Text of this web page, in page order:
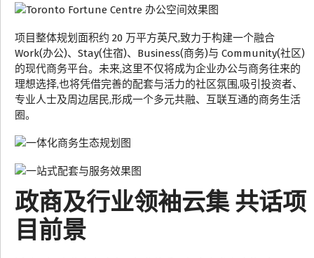
项目整体规划面积约 20 万平方英尺,致力于构建一个融合
Work(办公)、Stay(住宿)、Business(商务)与 Community(社区)
的现代商务平台。未来,这里不仅将成为企业办公与商务往来的
理想选择,也将凭借完善的配套与活力的社区氛围,吸引投资者、
专业人士及周边居民,形成一个多元共融、互联互通的商务生活
圈。
政商及行业领袖云集 共话项
目前景